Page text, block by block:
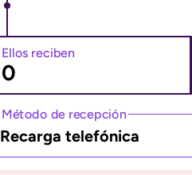
Ellos reciben
Método de recepción
Recarga telefónica